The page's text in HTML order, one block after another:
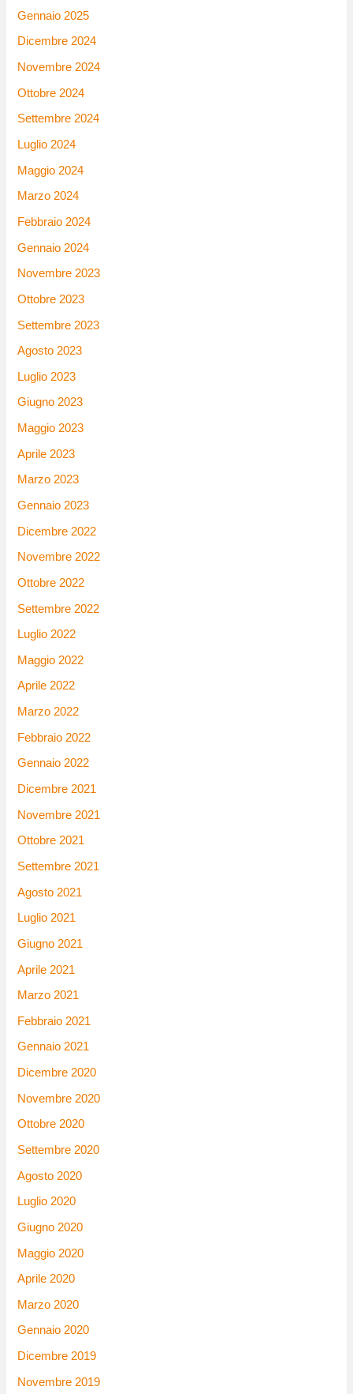
Gennaio 2025
Dicembre 2024
Novembre 2024
Ottobre 2024
Settembre 2024
Luglio 2024
Maggio 2024
Marzo 2024
Febbraio 2024
Gennaio 2024
Novembre 2023
Ottobre 2023
Settembre 2023
Agosto 2023
Luglio 2023
Giugno 2023
Maggio 2023
Aprile 2023
Marzo 2023
Gennaio 2023
Dicembre 2022
Novembre 2022
Ottobre 2022
Settembre 2022
Luglio 2022
Maggio 2022
Aprile 2022
Marzo 2022
Febbraio 2022
Gennaio 2022
Dicembre 2021
Novembre 2021
Ottobre 2021
Settembre 2021
Agosto 2021
Luglio 2021
Giugno 2021
Aprile 2021
Marzo 2021
Febbraio 2021
Gennaio 2021
Dicembre 2020
Novembre 2020
Ottobre 2020
Settembre 2020
Agosto 2020
Luglio 2020
Giugno 2020
Maggio 2020
Aprile 2020
Marzo 2020
Gennaio 2020
Dicembre 2019
Novembre 2019